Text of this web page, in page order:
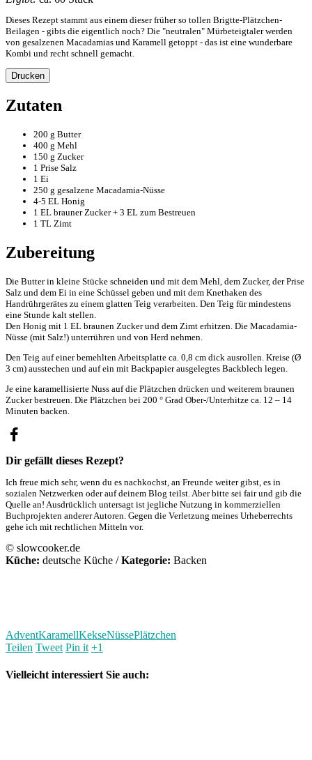
Dieses Rezept stammt aus einem dieser früher so tollen Brigtte-Plätzchen-
Beilagen - gibts die eigentlich noch? Die "neutralen" Mürbeteigtaler werden
von gesalzenen Macadamias und Karamell getoppt - das ist eine wunderbare
Kombi und recht schnell gemacht.
Drucken
Zutaten
200 g Butter
400 g Mehl
150 g Zucker
1 Prise Salz
1 Ei
250 g gesalzene Macadamia-Nüsse
4-5 EL Honig
1 EL brauner Zucker + 3 EL zum Bestreuen
1 TL Zimt
Zubereitung
Die Butter in kleine Stücke schneiden und mit dem Mehl, dem Zucker, der Prise
Salz und dem Ei in eine Schüssel geben und mit dem Knethaken des
Handrührgerätes zu einem glatten Teig verarbeiten. Den Teig für mindestens
eine Stunde kalt stellen.
Den Honig mit 1 EL braunen Zucker und dem Zimt erhitzen. Die Macadamia-
Nüsse (mit Salz!) unterrühren und von Herd nehmen.
Den Teig auf einer bemehlten Arbeitsplatte ca. 0,8 cm dick ausrollen. Kreise (Ø
3 cm) ausstechen und auf ein mit Backpapier ausgelegtes Backblech legen.
Je eine karamellisierte Nuss auf die Plätzchen drücken und weiterem braunen
Zucker bestreuen. Die Plätzchen bei 200 ° Grad Ober-/Unterhitze ca. 12 – 14
Minuten backen.
Dir gefällt dieses Rezept?
Ich freue mich sehr, wenn du es nachkochst, an Freunde weiter gibst, es in
sozialen Netzwerken oder auf deinem Blog teilst. Aber bitte sei fair und gib die
Quelle an! Ausdrücklich untersagt ist jegliche Nutzung in kommerziellen
Buchprojekten anderer Autoren. Gegen die Verletzung meines Urheberrechts
gehe ich mit rechtlichen Mitteln vor.
© slowcooker.de
Küche: deutsche Küche / Kategorie: Backen
AdventKaramellKekseNüssePlätzchen
Teilen Tweet Pin it +1
Vielleicht interessiert Sie auch: